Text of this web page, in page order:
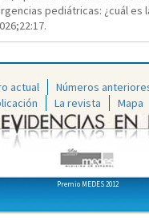
pediátricas: ¿cuál es
actual
Números
La revista Mapa
Premio MEDES 2012